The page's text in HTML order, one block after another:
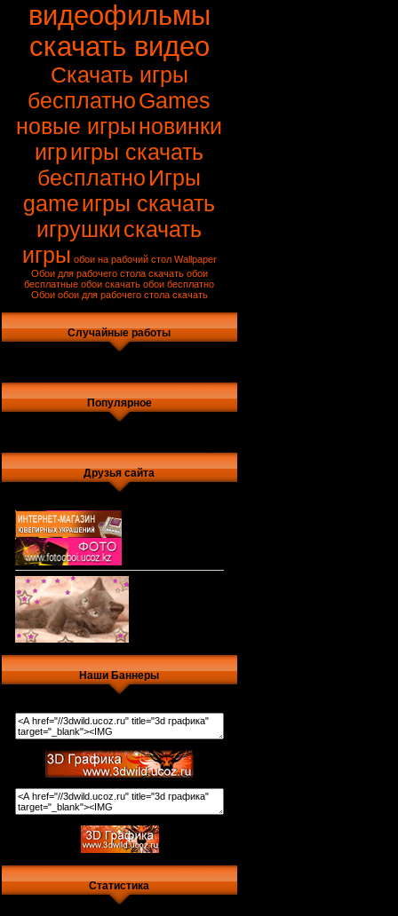
видеофильмы
скачать видео
Скачать игры
бесплатноGames
новые игрыновинки
игригры скачать
бесплатно Игры
gameигры скачать
игрушкискачать
игры обои на рабочий стол Wallpaper
Обои для рабочего стола скачать обои
бесплатные обои скачать обои бесплатно
Обои обои для рабочего стола скачать
Случайные работы
Популярное
Друзья сайта
Наши Баннеры
Статистика